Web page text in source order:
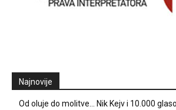
Najnovije
Od oluje do molitve… Nik Kejv i 10.000